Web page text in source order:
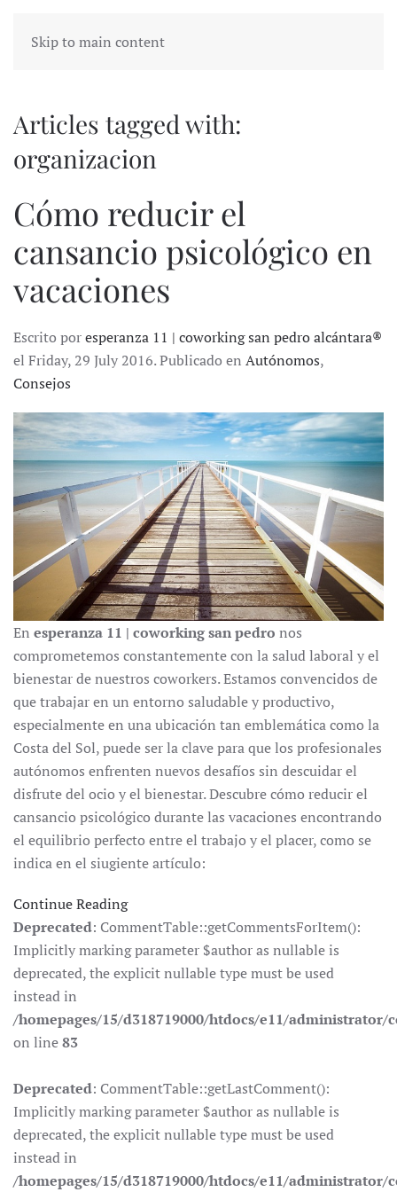
Skip to main content
Articles tagged with:
organizacion
Cómo reducir el
cansancio psicológico en
vacaciones
Escrito poresperanza 11 | coworking san pedro alcántara®
el Friday, 29 July 2016. Publicado en Autónomos,
Consejos
En esperanza 11 | coworking san pedro nos
comprometemos constantemente con la salud laboral y el
bienestar de nuestros coworkers. Estamos convencidos de
que trabajar en un entorno saludable y productivo,
especialmente en una ubicación tan emblemática como la
Costa del Sol, puede ser la clave para que los profesionales
autónomos enfrenten nuevos desafíos sin descuidar el
disfrute del ocio y el bienestar. Descubre cómo reducir el
cansancio psicológico durante las vacaciones encontrando
el equilibrio perfecto entre el trabajo y el placer, como se
indica en el siugiente artículo:
Continue Reading
Deprecated: CommentTable::getCommentsForItem():
Implicitly marking parameter $author as nullable is
deprecated, the explicit nullable type must be used
instead in
/homepages/15/d318719000/htdocs/e11/
on line83
Deprecated: CommentTable::getLastComment():
Implicitly marking parameter $author as nullable is
deprecated, the explicit nullable type must be used
instead in
/homepages/15/d318719000/htdocs/e11/